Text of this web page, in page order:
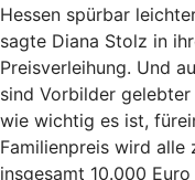
Hessen spürbar
sagte Diana Stolz in
Preisverleihung. Und
sind Vorbilder
wie wichtig es ist,
Familienpreis wird
insgesamt 10.000